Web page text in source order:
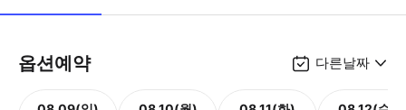
옵션예약 다른날짜